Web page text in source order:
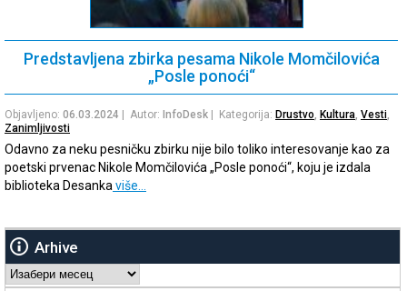
Predstavljena zbirka pesama Nikole Momčilovića
„Posle ponoći“
Objavljeno: 06.03.2024 | Autor: InfoDesk | Kategorija: Drustvo, Kultura, Vesti,
Zanimljivosti
Odavno za neku pesničku zbirku nije bilo toliko interesovanje kao za
poetski prvenac Nikole Momčilovića „Posle ponoći“, koju je izdala
biblioteka Desanka više…
Arhive
Arhive